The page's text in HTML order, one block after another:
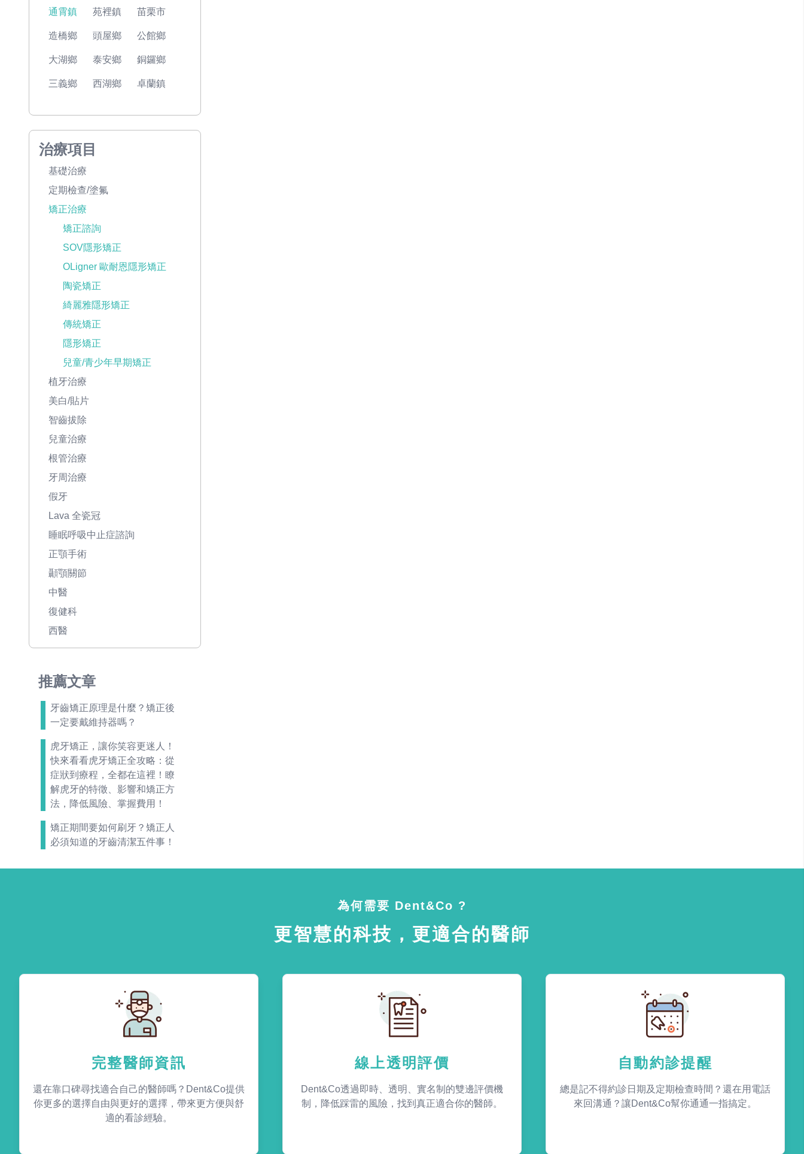
通霄鎮 苑裡鎮 苗栗市
造橋鄉 頭屋鄉 公館鄉
大湖鄉 泰安鄉 銅鑼鄉
三義鄉 西湖鄉 卓蘭鎮
治療項目
基礎治療
定期檢查/塗氟
矯正治療
矯正諮詢
SOV隱形矯正
OLigner 歐耐恩隱形矯正
陶瓷矯正
綺麗雅隱形矯正
傳統矯正
隱形矯正
兒童/青少年早期矯正
植牙治療
美白/貼片
智齒拔除
兒童治療
根管治療
牙周治療
假牙
Lava 全瓷冠
睡眠呼吸中止症諮詢
正顎手術
顳顎關節
中醫
復健科
西醫
推薦文章
牙齒矯正原理是什麼？矯正後
一定要戴維持器嗎？
虎牙矯正，讓你笑容更迷人！
快來看看虎牙矯正全攻略：從
症狀到療程，全都在這裡！瞭
解虎牙的特徵、影響和矯正方
法，降低風險、掌握費用！
矯正期間要如何刷牙？矯正人
必須知道的牙齒清潔五件事！
為何需要 Dent&Co ?
更智慧的科技，更適合的醫師
完整醫師資訊
還在靠口碑尋找適合自己的醫師嗎？Dent&Co提供
你更多的選擇自由與更好的選擇，帶來更方便與舒
適的看診經驗。
線上透明評價
Dent&Co透過即時、透明、實名制的雙邊評價機
制，降低踩雷的風險，找到真正適合你的醫師。
自動約診提醒
總是記不得約診日期及定期檢查時間？還在用電話
來回溝通？讓Dent&Co幫你通通一指搞定。